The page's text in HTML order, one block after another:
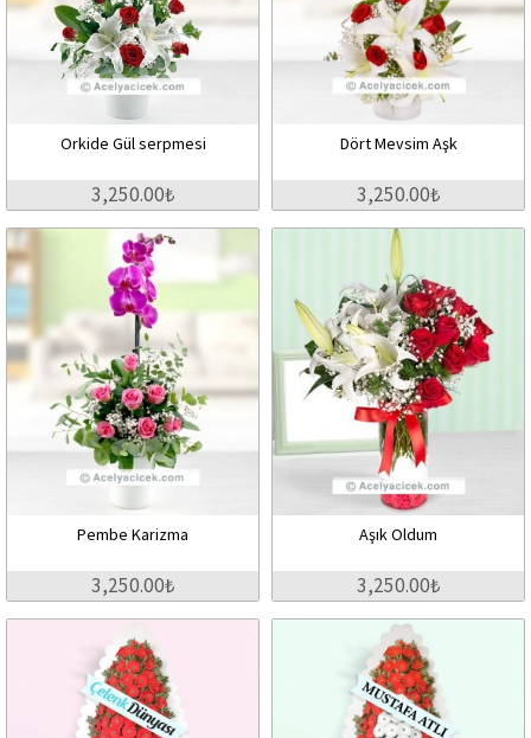
Orkide Gül serpmesi
3,250.00₺
Dört Mevsim Aşk
3,250.00₺
Pembe Karizma
3,250.00₺
Aşık Oldum
3,250.00₺